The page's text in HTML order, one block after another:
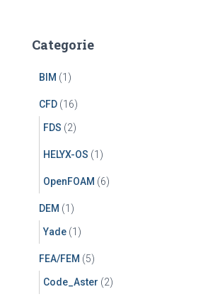
Categorie
BIM (1)
CFD (16)
FDS (2)
HELYX-OS (1)
OpenFOAM (6)
DEM (1)
Yade (1)
FEA/FEM (5)
Code_Aster (2)